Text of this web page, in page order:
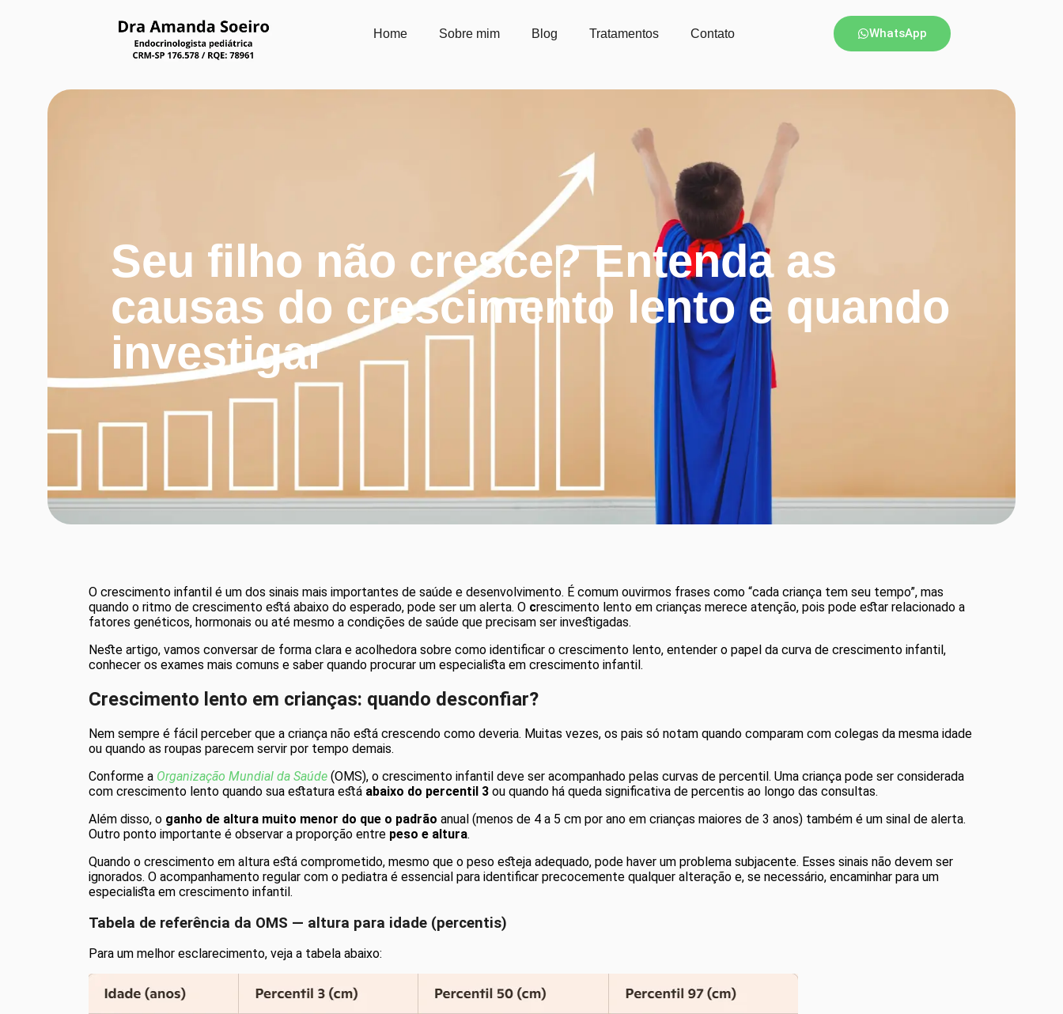
Home Sobre mim Blog Tratamentos Contato WhatsApp
Seu filho não cresce? Entenda as
causas do crescimento lento e quando
investigar
O crescimento infantil é um dos sinais mais importantes de saúde e desenvolvimento. É comum ouvirmos frases como “cada criança tem seu tempo”, mas
quando o ritmo de crescimento está abaixo do esperado, pode ser um alerta. O crescimento lento em crianças merece atenção, pois pode estar relacionado a
fatores genéticos, hormonais ou até mesmo a condições de saúde que precisam ser investigadas.
Neste artigo, vamos conversar de forma clara e acolhedora sobre como identificar o crescimento lento, entender o papel da curva de crescimento infantil,
conhecer os exames mais comuns e saber quando procurar um especialista em crescimento infantil.
Crescimento lento em crianças: quando desconfiar?
Nem sempre é fácil perceber que a criança não está crescendo como deveria. Muitas vezes, os pais só notam quando comparam com colegas da mesma idade
ou quando as roupas parecem servir por tempo demais.
Conforme a Organização Mundial da Saúde (OMS), o crescimento infantil deve ser acompanhado pelas curvas de percentil. Uma criança pode ser considerada
com crescimento lento quando sua estatura está abaixo do percentil 3 ou quando há queda significativa de percentis ao longo das consultas.
Além disso, o ganho de altura muito menor do que o padrão anual (menos de 4 a 5 cm por ano em crianças maiores de 3 anos) também é um sinal de alerta.
Outro ponto importante é observar a proporção entre peso e altura.
Quando o crescimento em altura está comprometido, mesmo que o peso esteja adequado, pode haver um problema subjacente. Esses sinais não devem ser
ignorados. O acompanhamento regular com o pediatra é essencial para identificar precocemente qualquer alteração e, se necessário, encaminhar para um
especialista em crescimento infantil.
Tabela de referência da OMS — altura para idade (percentis)
Para um melhor esclarecimento, veja a tabela abaixo: